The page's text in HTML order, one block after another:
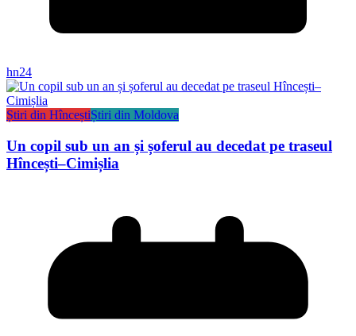
hn24
Știri din HînceștiȘtiri din Moldova
Un copil sub un an și șoferul au decedat pe traseul
Hîncești–Cimișlia